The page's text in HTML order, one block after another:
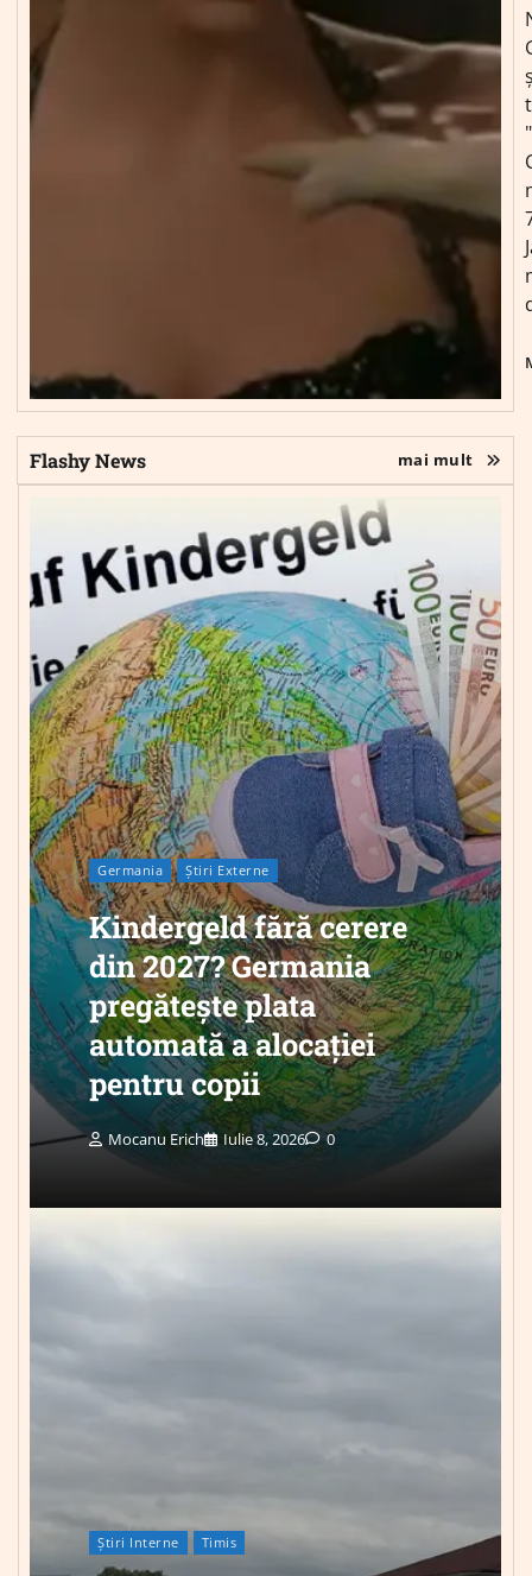
Flashy News mai mult
Germania Știri Externe
Kindergeld fără cerere
din 2027? Germania
pregătește plata
automată a alocației
pentru copii
Mocanu Erich Iulie 8, 2026 0
Știri Interne Timis